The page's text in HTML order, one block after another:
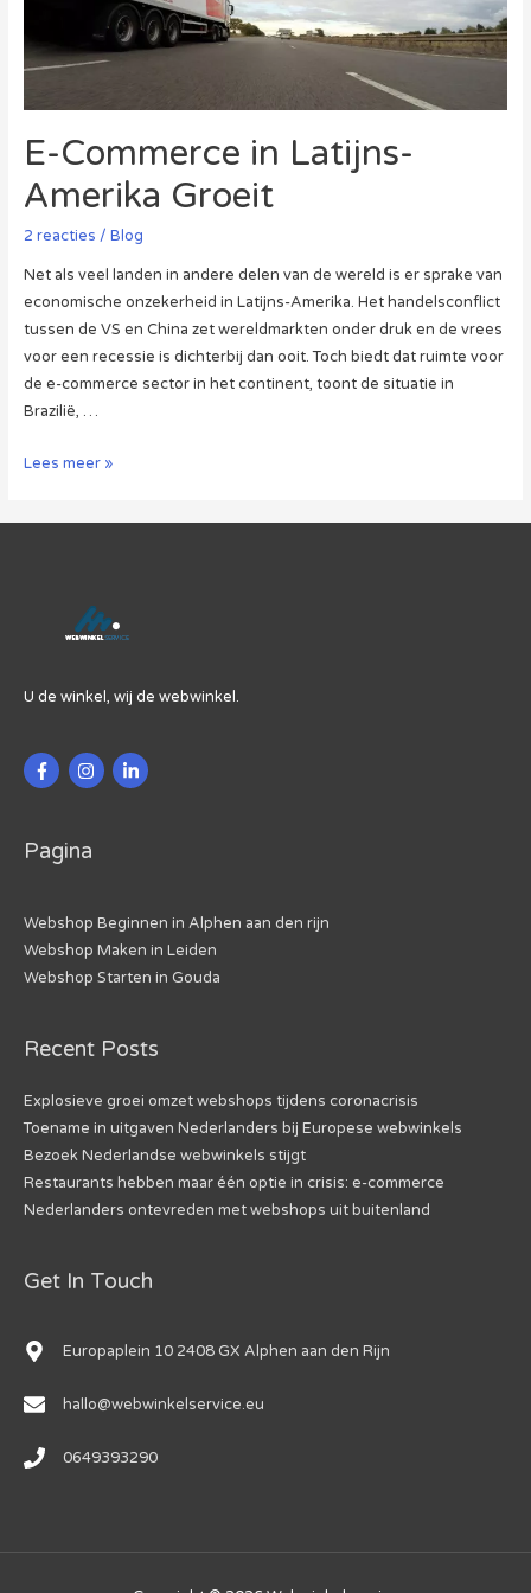
E-Commerce in Latijns-
Amerika Groeit
2 reacties / Blog
Net als veel landen in andere delen van de wereld is er sprake van
economische onzekerheid in Latijns-Amerika. Het handelsconflict
tussen de VS en China zet wereldmarkten onder druk en de vrees
voor een recessie is dichterbij dan ooit. Toch biedt dat ruimte voor
de e-commerce sector in het continent, toont de situatie in
Brazilië, …
E-
Lees meer »
U de winkel, wij de webwinkel.
Pagina
Webshop Beginnen in Alphen aan den rijn
Webshop Maken in Leiden
Webshop Starten in Gouda
Recent Posts
Explosieve groei omzet webshops tijdens coronacrisis
Toename in uitgaven Nederlanders bij Europese webwinkels
Bezoek Nederlandse webwinkels stijgt
Restaurants hebben maar één optie in crisis: e-commerce
Nederlanders ontevreden met webshops uit buitenland
Get In Touch
Europaplein 10 2408 GX Alphen aan den Rijn
hallo@webwinkelservice.eu
0649393290